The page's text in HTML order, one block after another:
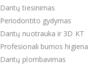
Dantų tiesinimas
Periodontito gydymas
Dantų nuotrauka ir 3D KT
Profesionali burnos higiena
Dantų plombavimas